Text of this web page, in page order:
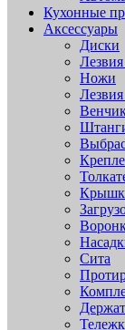
Кухонные
Аксессуары
Диски
Ножи
Сита